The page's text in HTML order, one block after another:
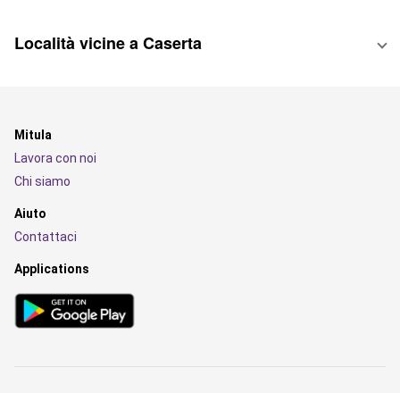
Località vicine a Caserta
Mitula
Lavora con noi
Chi siamo
Aiuto
Contattaci
Applications